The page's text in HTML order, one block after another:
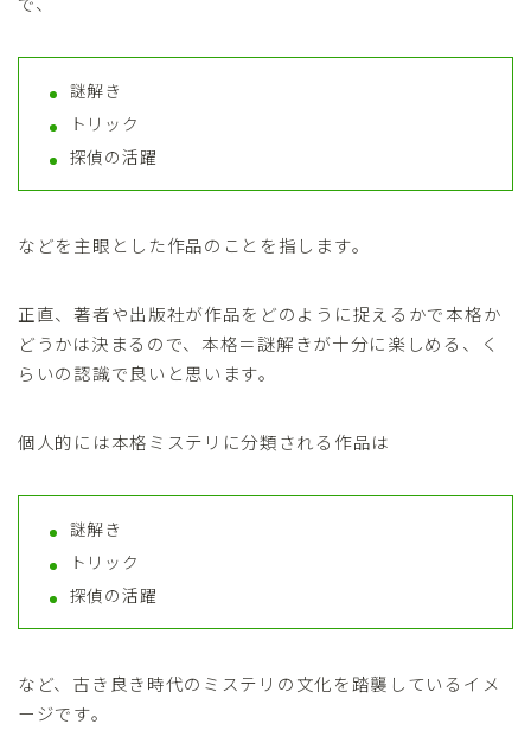
謎解き
トリック
探偵の活躍
などを主眼とした作品のことを指します。
正直、著者や出版社が作品をどのように捉えるかで本格か
どうかは決まるので、 本格＝謎解きが十分に楽しめる 、く
らいの認識で良いと思います。
個人的には本格ミステリに分類される作品は
謎解き
トリック
探偵の活躍
など、 古き良き時代のミステリの文化を踏襲している イメ
ージです。